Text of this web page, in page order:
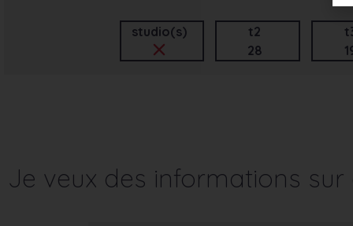
studio(s)
t2
28
Je veux des informations